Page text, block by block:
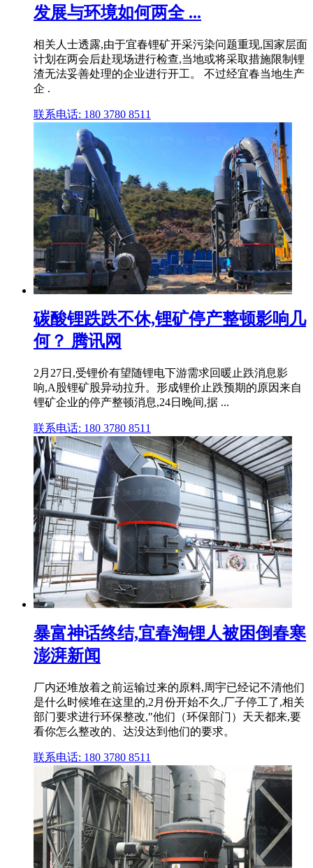
发展与环境如何两全 ...
相关人士透露,由于宜春锂矿开采污染问题重现,国家层面
计划在两会后赴现场进行检查,当地或将采取措施限制锂
渣无法妥善处理的企业进行开工。 不过经宜春当地生产
企 .
联系电话: 180 3780 8511
碳酸锂跌跌不休,锂矿停产整顿影响几
何？ 腾讯网
2月27日,受锂价有望随锂电下游需求回暖止跌消息影
响,A股锂矿股异动拉升。形成锂价止跌预期的原因来自
锂矿企业的停产整顿消息,24日晚间,据 ...
联系电话: 180 3780 8511
暴富神话终结,宜春淘锂人被困倒春寒
澎湃新闻
厂内还堆放着之前运输过来的原料,周宇已经记不清他们
是什么时候堆在这里的,2月份开始不久,厂子停工了,相关
部门要求进行环保整改,"他们（环保部门）天天都来,要
看你怎么整改的、达没达到他们的要求。
联系电话: 180 3780 8511